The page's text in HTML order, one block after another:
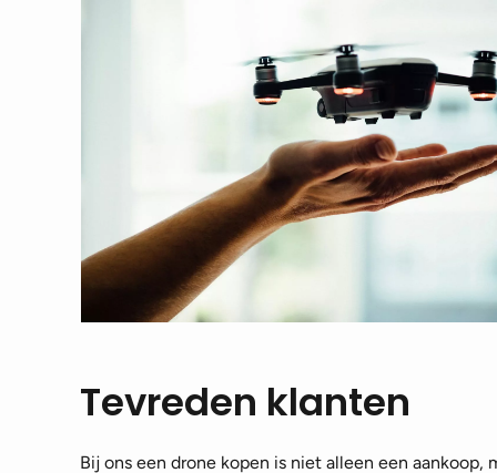
Tevreden klanten
Bij ons een drone kopen is niet alleen een aankoop,